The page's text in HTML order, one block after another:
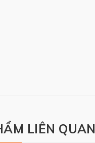
LIÊN QUAN